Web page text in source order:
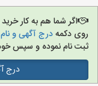
اگر شما هم به کار
روی دکمهدرج آگهی و
ثبت نام نموده و سپس
درج